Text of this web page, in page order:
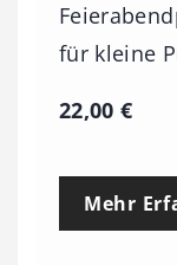
für kleine
22,00€
Mehr